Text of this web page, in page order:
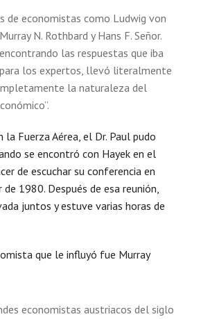
de economistas como Ludwig von
N. Rothbard y Hans F. Señor.
las respuestas que iba
los expertos, llevó literalmente
la naturaleza del
la Fuerza Aérea, el Dr. Paul pudo
se encontró con Hayek en el
de escuchar su conferencia en
1980. Después de esa reunión,
juntos y estuve varias horas de
que le influyó fue Murray
economistas austriacos del siglo